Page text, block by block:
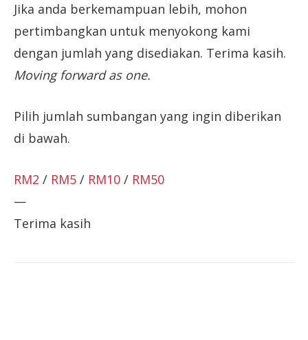
Jika anda berkemampuan lebih, mohon
pertimbangkan untuk menyokong kami
dengan jumlah yang disediakan. Terima kasih.
Moving forward as one.
Pilih jumlah sumbangan yang ingin diberikan
di bawah.
RM2 / RM5 / RM10 / RM50
—
Terima kasih